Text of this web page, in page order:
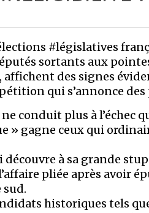
#législatives
sortants aux
des signes
qui s’annonce des
conduit plus à l’échec
» gagne ceux qui
découvre à sa grande
pliée après avoir
historiques tels